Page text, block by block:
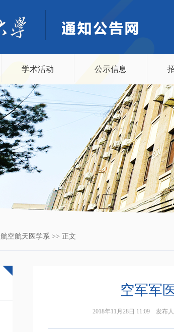
学术活动 公示信息
航空航天医学系 >> 正文
空军军
2018年11月28日 11:09 发